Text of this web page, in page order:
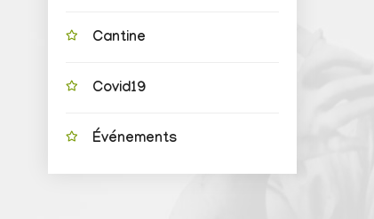
Cantine
Covid19
Événements